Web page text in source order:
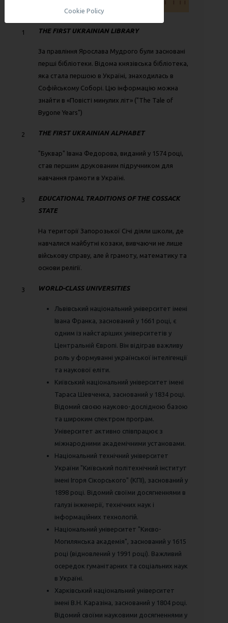
1 THE FIRST UKRAINIAN LIBRARY
За правління Ярослава Мудрого були засновані
перші бібліотеки. Відома князівська бібліотека,
яка стала першою в Україні, знаходилась в
Софійському Соборі. Цю інформацію можна
знайти в «Повісті минулих літ» ("The Tale of
Bygone Years")
2 THE FIRST UKRAINIAN ALPHABET
"Буквар" Івана Федорова, виданий у 1574 році,
став першим друкованим підручником для
навчання грамоти в Україні.
3
EDUCATIONAL TRADITIONS OF THE COSSACK
STATE
На території Запорозької Січі діяли школи, де
навчалися майбутні козаки, вивчаючи не лише
військову справу, але й грамоту, математику та
основи релігії.
3 WORLD-CLASS UNIVERSITIES
Львівський національний університет імені
Івана Франка, заснований у 1661 році, є
одним із найстаріших університетів у
Центральній Європі. Він відіграв важливу
роль у формуванні української інтелігенції
та наукової еліти.
Київський національний університет імені
Тараса Шевченка, заснований у 1834 році.
Відомий своєю науково-дослідною базою
та широким спектром програм.
Університет активно співпрацює з
міжнародними академічними установами.
Національний технічний університет
України "Київський політехнічний інститут
імені Ігоря Сікорського" (КПІ), заснований у
1898 році. Відомий своїми досягненнями в
галузі інженерії, технічних наук і
інформаційних технологій.
Національний університет "Києво-
Могилянська академія", заснований у 1615
році (відновлений у 1991 році). Важливий
осередок гуманітарних та соціальних наук
в Україні.
Харківський національний університет
імені В.Н. Каразіна, заснований у 1804 році.
Відомий своїми науковими досягненнями у
Cookie Policy